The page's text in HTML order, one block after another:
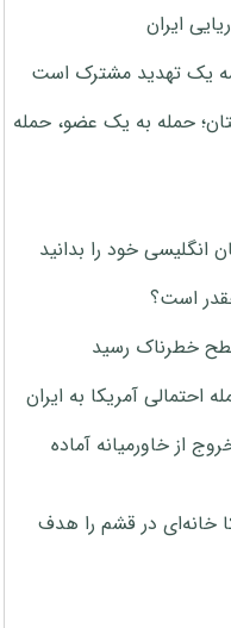
ایران
یک تهدید مشترک است
حمله به یک عضو، حمله
خود را بدانید
خطرناک رسید
آمریکا به ایران
از خاورمیانه آماده
پوندی آمریکا خانه‌ای در قشم را هدف